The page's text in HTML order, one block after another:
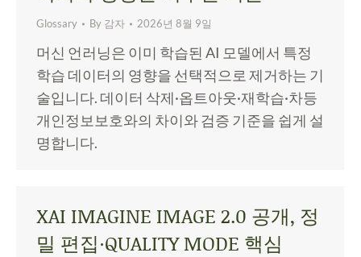
Glossary By 감자 2026년 8월 9일
머신 언러닝은 이미 학습된 AI 모델에서 특정
학습 데이터의 영향을 선택적으로 제거하는 기
술입니다. 데이터 삭제·옵트아웃·재학습·차등
개인정보보호와의 차이와 검증 기준을 쉽게 설
명합니다.
XAI IMAGINE IMAGE 2.0 공개, 정
밀 편집·QUALITY MODE 핵심